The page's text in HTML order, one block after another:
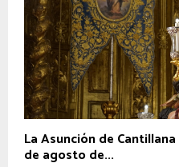
La Asunción de
de agosto de...